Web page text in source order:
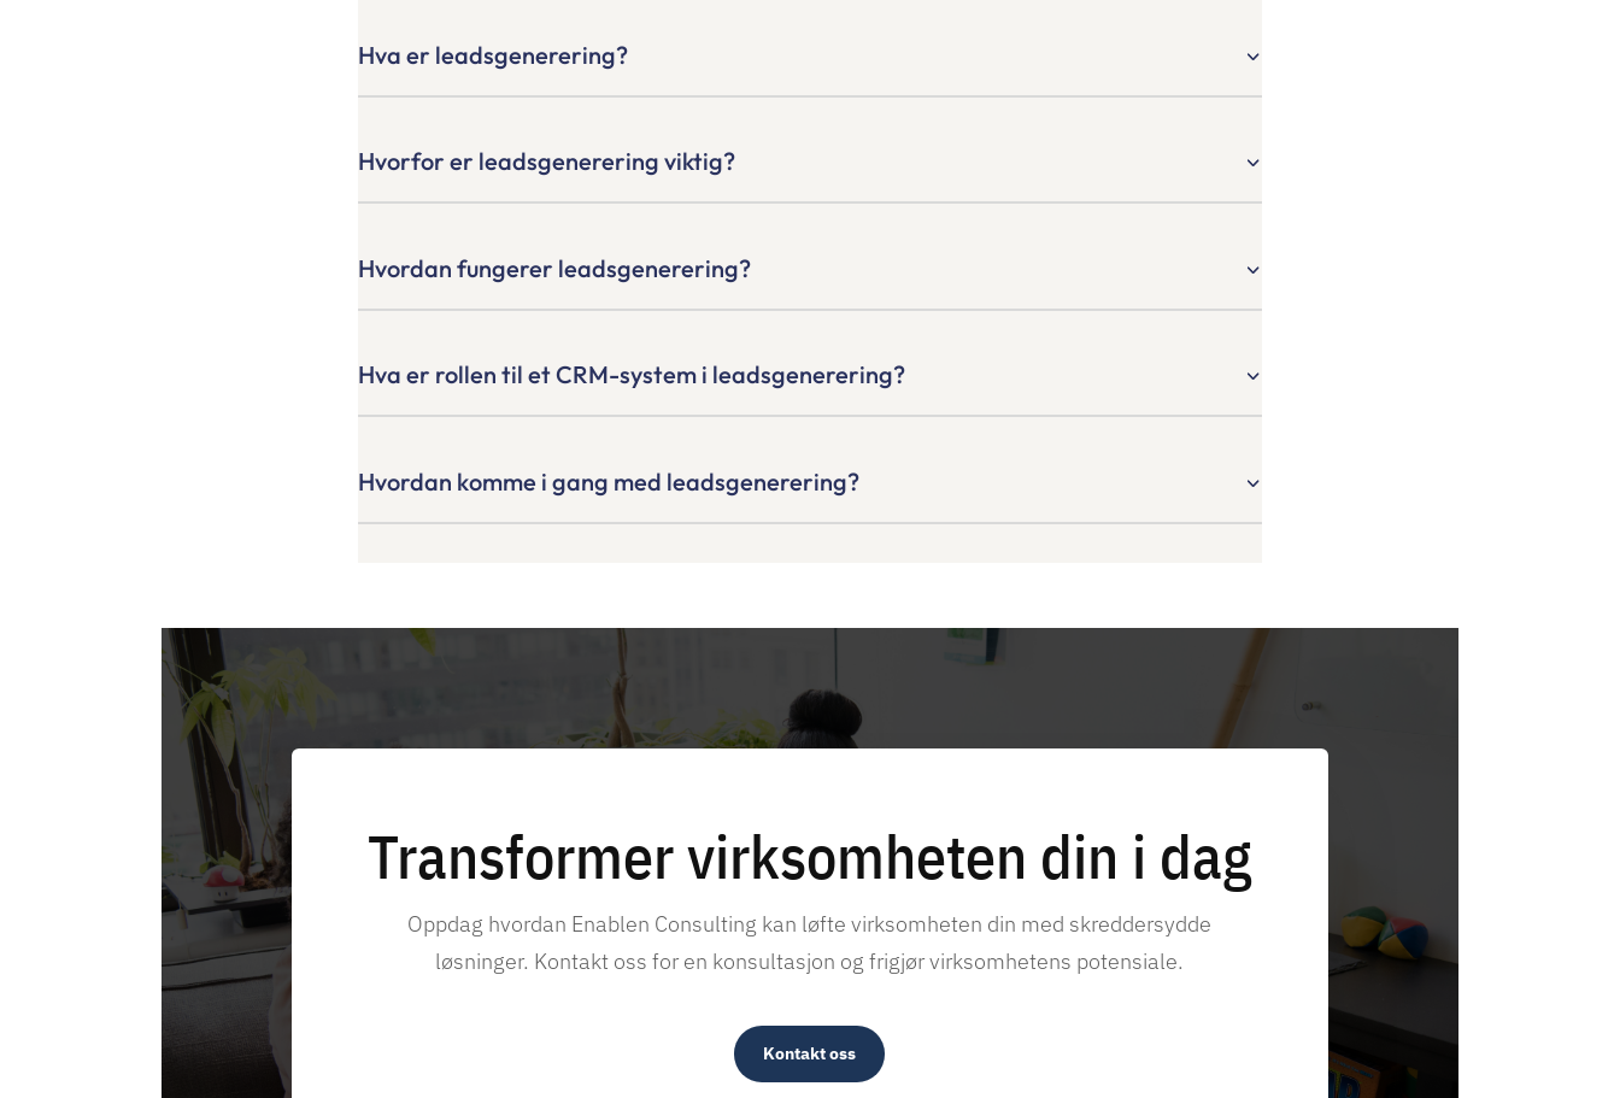
Hva er leadsgenerering?
Hvorfor er leadsgenerering viktig?
Hvordan fungerer leadsgenerering?
Hva er rollen til et CRM-system i leadsgenerering?
Hvordan komme i gang med leadsgenerering?
Transformer virksomheten din i dag
Oppdag hvordan Enablen Consulting kan løfte virksomheten din med skreddersydde
løsninger. Kontakt oss for en konsultasjon og frigjør virksomhetens potensiale.
Kontakt oss